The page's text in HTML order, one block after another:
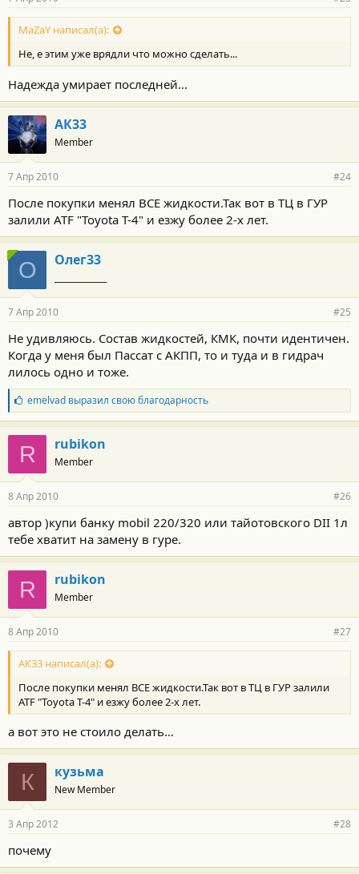
MaZaY написал(а):
Не, е этим уже врядли что можно сделать...
Надежда умирает последней...
АК33
Member
7 Апр 2010 #24
После покупки менял ВСЕ жидкости.Так вот в ТЦ в ГУР
залили ATF "Toyota T-4" и езжу более 2-х лет.
О Олег33
7 Апр 2010 #25
Не удивляюсь. Состав жидкостей, КМК, почти идентичен.
Когда у меня был Пассат с АКПП, то и туда и в гидрач
лилось одно и тоже.
Б
л
а
г
о
д
а
н
с
т
и
:
emelvadвыразил свою благодарность
R rubikon
Member
8 Апр 2010 #26
автор )купи банку mobil 220/320 или тайотовского DII 1л
тебе хватит на замену в гуре.
R rubikon
Member
8 Апр 2010 #27
АК33 написал(а):
После покупки менял ВСЕ жидкости.Так вот в ТЦ в ГУР залили
ATF "Toyota T-4" и езжу более 2-х лет.
а вот это не стоило делать...
К кузьма
New Member
3 Апр 2012 #28
почему